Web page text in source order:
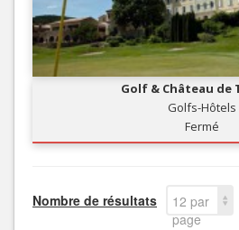
Golf & Château de
Golfs-Hôtels
Fermé
Nombre de résultats
12 par
page